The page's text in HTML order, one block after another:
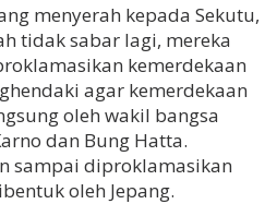
menyerah kepada Sekutu,
tidak sabar lagi, mereka
kemerdekaan
agar kemerdekaan
oleh wakil bangsa
dan Bung Hatta.
sampai diproklamasikan
oleh Jepang.